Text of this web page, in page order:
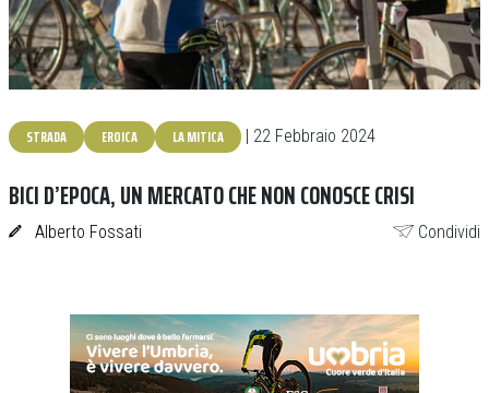
STRADA EROICA LA MITICA | 22 Febbraio 2024
BICI D’EPOCA, UN MERCATO CHE NON CONOSCE CRISI
Alberto Fossati Condividi